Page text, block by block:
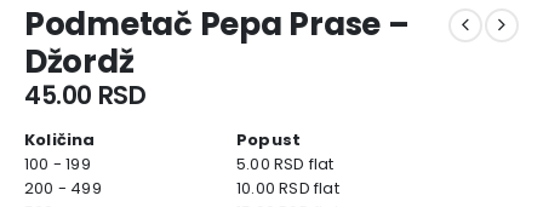
Podmetač Pepa Prase –
Džordž
45.00 RSD
Količina
Popust
100 - 199
5.00 RSD flat
200 - 499
10.00RSDflat